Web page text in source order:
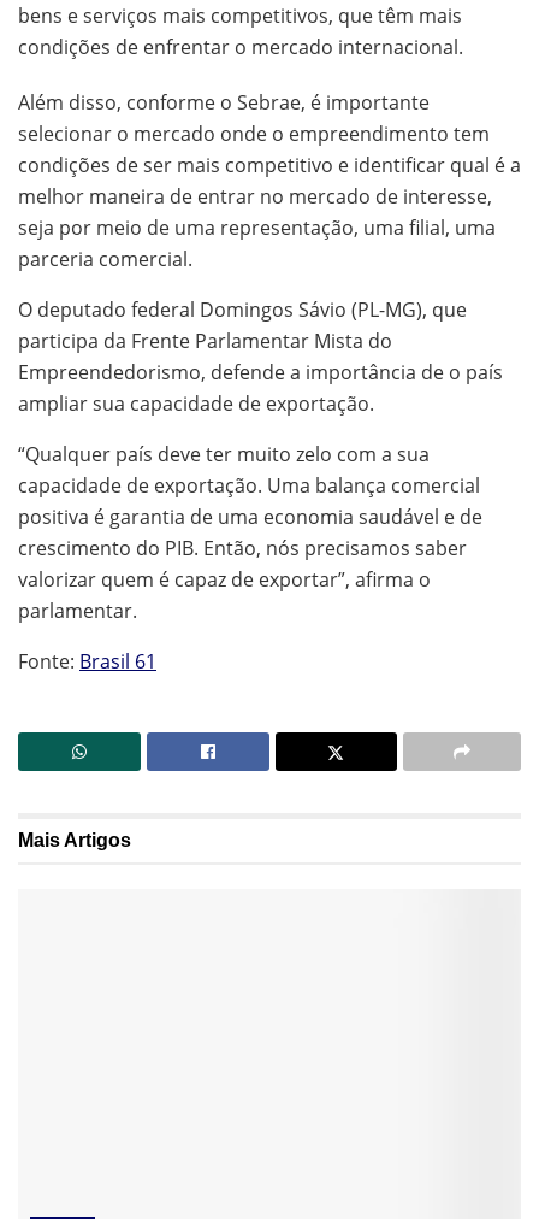
bens e serviços mais competitivos, que têm mais
condições de enfrentar o mercado internacional.
Além disso, conforme o Sebrae, é importante
selecionar o mercado onde o empreendimento tem
condições de ser mais competitivo e identificar qual é a
melhor maneira de entrar no mercado de interesse,
seja por meio de uma representação, uma filial, uma
parceria comercial.
O deputado federal Domingos Sávio (PL-MG), que
participa da Frente Parlamentar Mista do
Empreendedorismo, defende a importância de o país
ampliar sua capacidade de exportação.
“Qualquer país deve ter muito zelo com a sua
capacidade de exportação. Uma balança comercial
positiva é garantia de uma economia saudável e de
crescimento do PIB. Então, nós precisamos saber
valorizar quem é capaz de exportar”, afirma o
parlamentar.
Fonte: Brasil 61
MaisArtigos